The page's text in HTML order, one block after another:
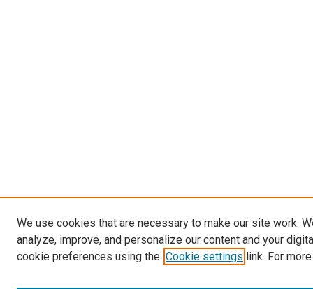
We use cookies that are necessary to make our site work.
analyze, improve, and personalize our content and your
cookie preferences using the Cookie settings link. For